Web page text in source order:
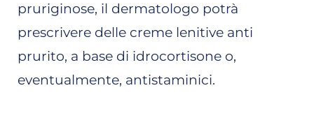
pruriginose, il dermatologo potrà
prescrivere delle creme lenitive anti
prurito, a base di idrocortisone o,
eventualmente, antistaminici.